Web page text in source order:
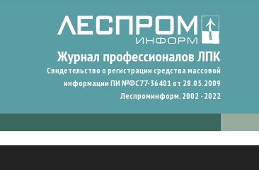
Свидетельство о регистрации средства массовой
информации ПИ №ФС77-36401 от 28.05.2009
Леспроминформ. 2002 - 2022
ваши предпочтения и улучшить пользовательский